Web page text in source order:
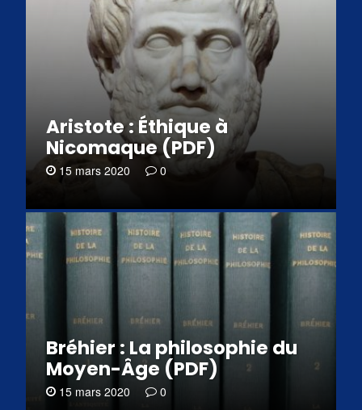
Aristote : Éthique à
Nicomaque (PDF)
15 mars 2020 0
Bréhier : La philosophie du
Moyen-Âge (PDF)
15 mars 2020 0